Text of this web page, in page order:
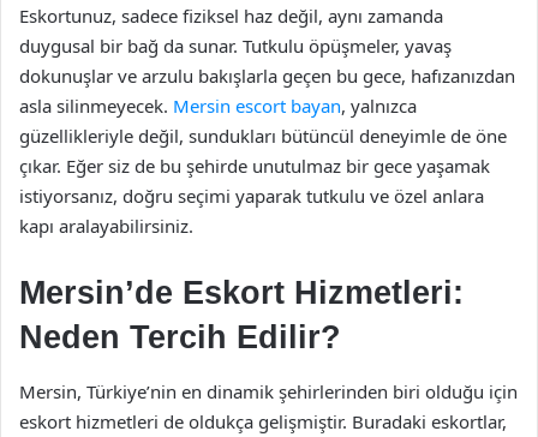
Eskortunuz, sadece fiziksel haz değil, aynı zamanda
duygusal bir bağ da sunar. Tutkulu öpüşmeler, yavaş
dokunuşlar ve arzulu bakışlarla geçen bu gece, hafızanızdan
asla silinmeyecek. Mersin escort bayan, yalnızca
güzellikleriyle değil, sundukları bütüncül deneyimle de öne
çıkar. Eğer siz de bu şehirde unutulmaz bir gece yaşamak
istiyorsanız, doğru seçimi yaparak tutkulu ve özel anlara
kapı aralayabilirsiniz.
Mersin’de Eskort Hizmetleri:
Neden Tercih Edilir?
Mersin, Türkiye’nin en dinamik şehirlerinden biri olduğu için
eskort hizmetleri de oldukça gelişmiştir. Buradaki eskortlar,